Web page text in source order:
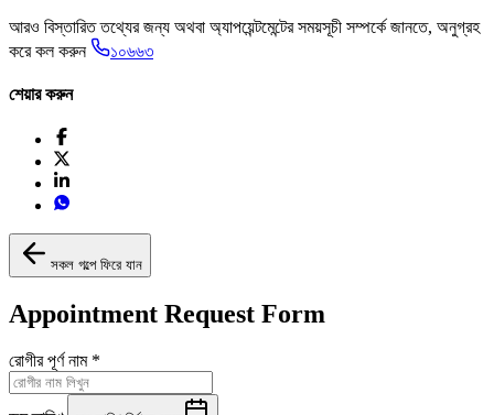
আরও বিস্তারিত তথ্যের জন্য অথবা অ্যাপয়েন্টমেন্টের সময়সূচী সম্পর্কে জানতে, অনুগ্রহ
করে কল করুন
১০৬৬৩
শেয়ার করুন
সকল গল্পে ফিরে যান
Appointment Request Form
রোগীর পূর্ণ নাম *